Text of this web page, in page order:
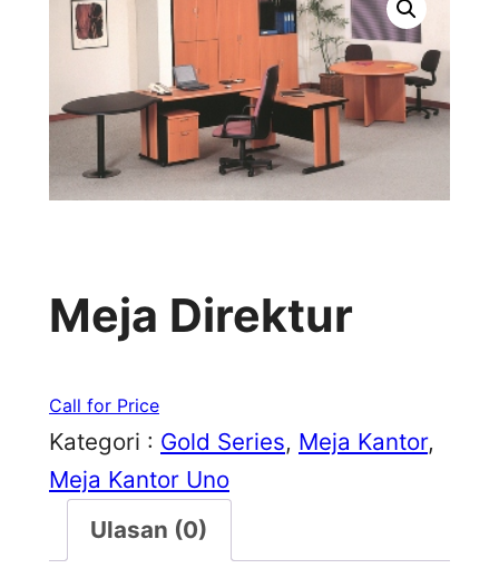
Meja Direktur
Call for Price
Kategori : Gold Series, Meja Kantor
Meja Kantor Uno
Ulasan (0)